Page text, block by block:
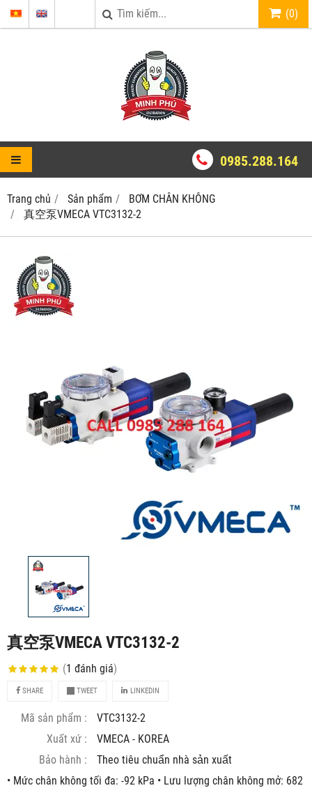
(0)
0985.288.164
Trang chủ Sản phẩm
BƠM CHÂN KHÔNG
真空泵VMECA VTC3132-2
真空泵VMECA VTC3132-2
(1 đánh giá)
SHARE TWEET LINKEDIN
Mã sản phẩm :
VTC3132-2
Xuất xứ :
VMECA - KOREA
Bảo hành :
Theo tiêu chuẩn nhà sản xuất
• Mức chân không tối đa: -92 kPa • Lưu lượng chân không mở: 682